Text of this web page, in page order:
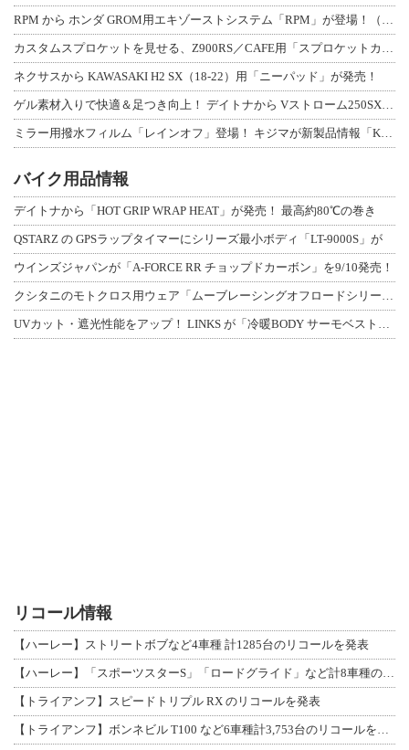
RPM から ホンダ GROM用エキゾーストシステム「RPM」が登場！（動画あり
カスタムスプロケットを見せる、Z900RS／CAFE用「スプロケットカバーフルキ
ネクサスから KAWASAKI H2 SX（18-22）用「ニーパッド」が発売！
ゲル素材入りで快適＆足つき向上！ デイトナから Vストローム250SX用「快適ロ
ミラー用撥水フィルム「レインオフ」登場！ キジマが新製品情報「KIJIMA NE
バイク用品情報
デイトナから「HOT GRIP WRAP HEAT」が発売！ 最高約80℃の巻き
QSTARZ の GPSラップタイマーにシリーズ最小ボディ「LT-9000S」が
ウインズジャパンが「A-FORCE RR チョップドカーボン」を9/10発売！
クシタニのモトクロス用ウェア「ムーブレーシングオフロードシリーズ」3アイテムが登
UVカット・遮光性能をアップ！ LINKS が「冷暖BODY サーモベスト」改良
リコール情報
【ハーレー】ストリートボブなど4車種 計1285台のリコールを発表
【ハーレー】「スポーツスターS」「ロードグライド」など計8車種のリコールを発表
【トライアンフ】スピードトリプル RX のリコールを発表
【トライアンフ】ボンネビル T100 など6車種計3,753台のリコールを発表